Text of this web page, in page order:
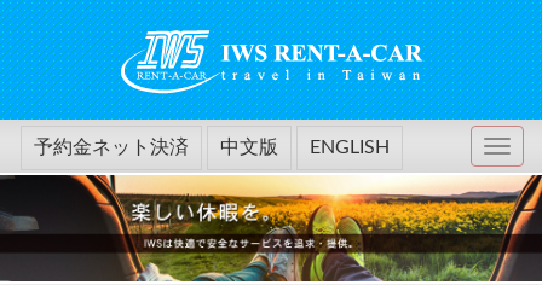
予約金ネット決済 中文版 ENGLISH